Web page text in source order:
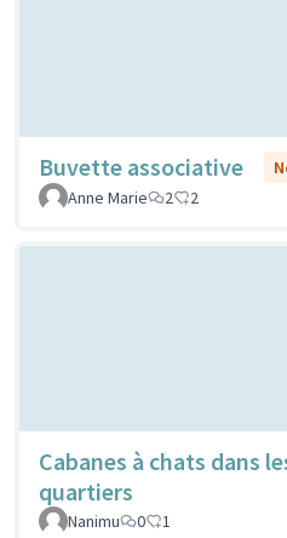
Buvette associative
Anne Marie
2 2
Cabanes à chats dans
quartiers
Nanimu
0 1